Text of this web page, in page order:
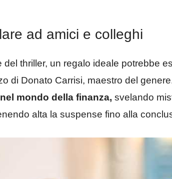
ad amici e colleghi
thriller, un regalo ideale potrebbe
di Donato Carrisi, maestro del
mondo della finanza, svelando
alta la suspense fino alla